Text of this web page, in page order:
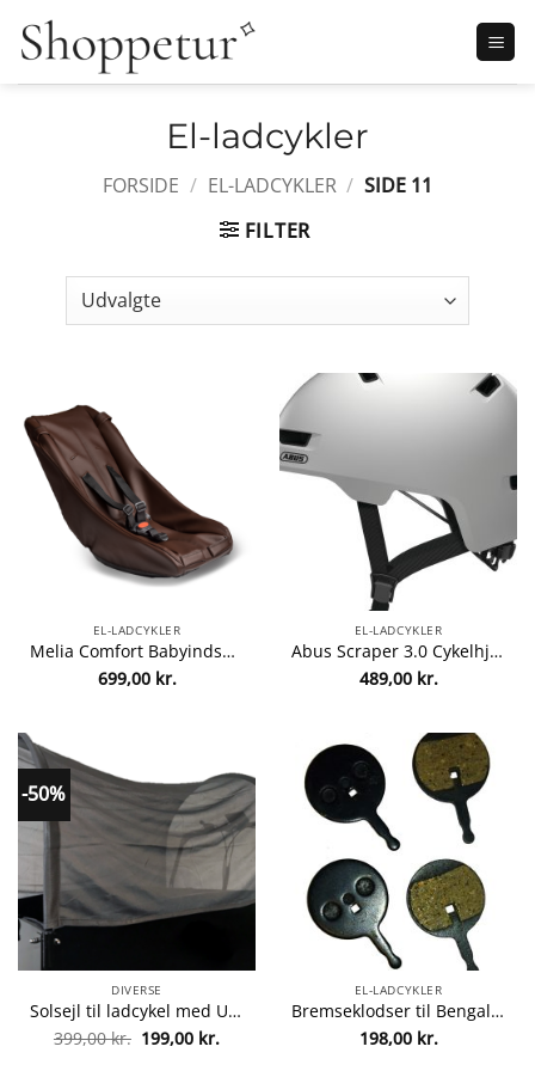
Fortsæt
El-ladcykler
FORSIDE / EL-LADCYKLER / SIDE 11
FILTER
EL-LADCYKLER
Melia Comfort Babyindsats (2-9 md.) – Brun Læder Brun Læder
699,00 kr.
EL-LADCYKLER
Abus Scraper 3.0 Cykelhjelm – Polar Matt, L Polar Matt L
489,00 kr.
-50%
DIVERSE
Solsejl til ladcykel med U-buer
399,00kr. Den
oprindelige
199,00 kr.Den
aktuelle
EL-LADCYKLER
Bremseklodser til Bengal Hydrauliske Skivebremser
198,00 kr.